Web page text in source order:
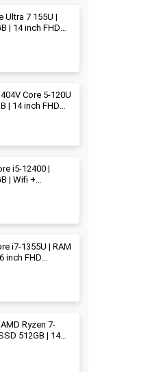
Ultra 7 155U |
| 14 inch FHD
Core 5-120U
| 14 inch FHD
- New Fullbox
i5-12400 |
+
i7-1355U | RAM
inch FHD
| Black | New
Ryzen 7-
512GB | 14
300nits | Ice